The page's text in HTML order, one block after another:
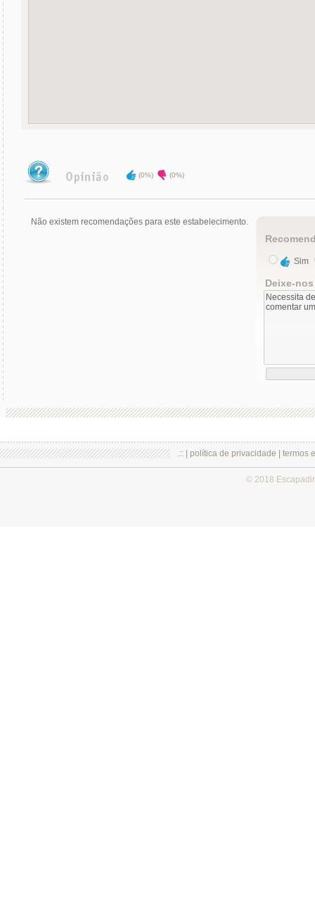
(0%) (0%)
Não existem recomendações para este estabelecimento.
Sim
Deixe-
.:: | política de privacidade termos
© 2018